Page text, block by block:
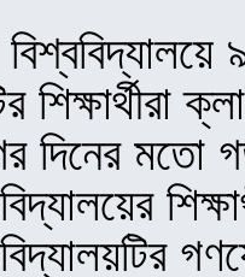
শিক্ষার্থীরা
দিনের মতো